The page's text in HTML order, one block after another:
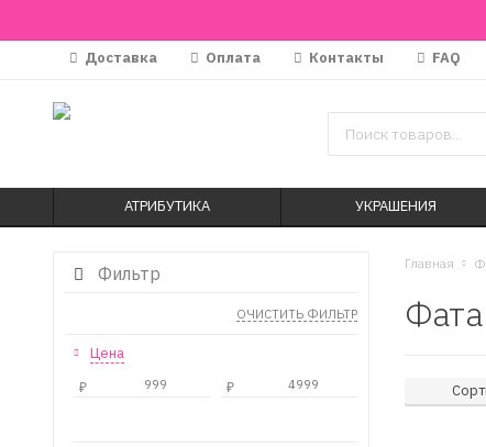
Доставка Оплата Контакты FAQ
АТРИБУТИКА УКРАШЕНИЯ
Фильтр
ОЧИСТИТЬ ФИЛЬТР
Цена
₽ ₽
Главная